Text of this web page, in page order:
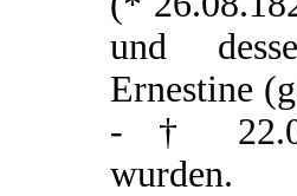
und
Ernestine
- †
wurden.